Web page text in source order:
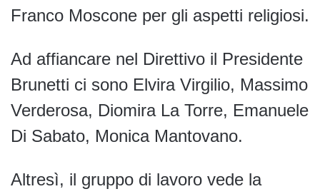
Franco Moscone per gli aspetti religiosi.
Ad affiancare nel Direttivo il Presidente
Brunetti ci sono Elvira Virgilio, Massimo
Verderosa, Diomira La Torre, Emanuele
Di Sabato, Monica Mantovano.
Altresì, il gruppo di lavoro vede la